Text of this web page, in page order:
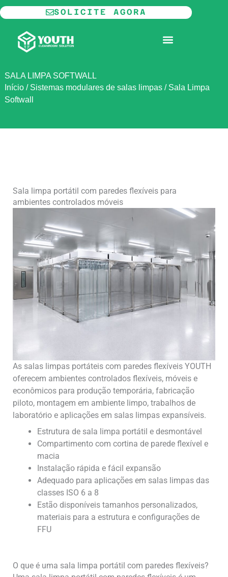
Ir
para
conteúdo
SOLICITE AGORA
SALA LIMPA SOFTWALL
Início/ Sistemas modulares de salas limpas/ Sala Limpa
Softwall
Sala limpa portátil com paredes flexíveis para
ambientes controlados móveis
As salas limpas portáteis com paredes flexíveis YOUTH
oferecem ambientes controlados flexíveis, móveis e
econômicos para produção temporária, fabricação
piloto, montagem em ambiente limpo, trabalhos de
laboratório e aplicações em salas limpas expansíveis.
Estrutura de sala limpa portátil e desmontável
Compartimento com cortina de parede flexível e
macia
Instalação rápida e fácil expansão
Adequado para aplicações em salas limpas das
classes ISO 6 a 8
Estão disponíveis tamanhos personalizados,
materiais para a estrutura e configurações de
FFU
O que é uma sala limpa portátil com paredes flexíveis?